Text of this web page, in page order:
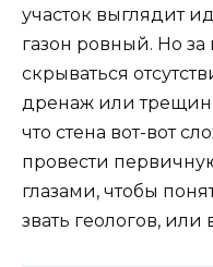
участок выглядит
газон ровный. Но
скрываться
дренаж или
что стена вот-вот
провести
глазами, чтобы
звать геологов, или